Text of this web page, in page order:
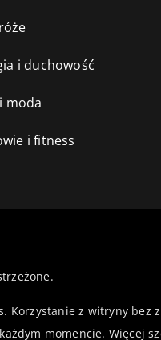
i duchowość
moda
i fitness
z witryny bez
momencie. Więcej